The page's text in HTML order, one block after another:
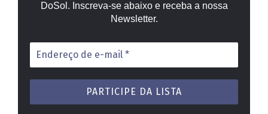
DoSol. Inscreva-se abaixo e receba a nossa
Newsletter.
Endereço
de
e-
mail